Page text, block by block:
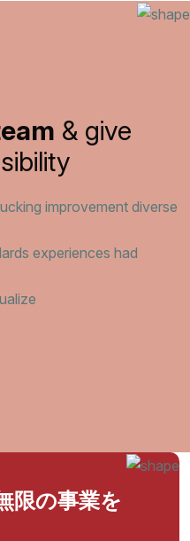
& give
improvement diverse
experiences had
限の事業を